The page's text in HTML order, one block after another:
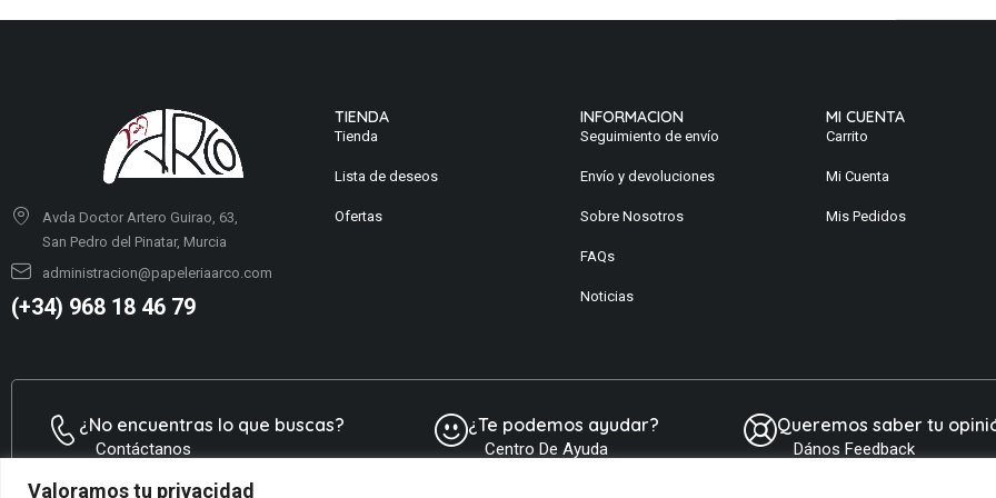
Valoramos tu privacidad
Avda Doctor Artero Guirao, 63,
San Pedro del Pinatar, Murcia
administracion@papeleriaarco.com
(+34) 968 18 46 79
TIENDA
Tienda
Lista de deseos
Ofertas
INFORMACION
Seguimiento de envío
Envío y devoluciones
Sobre Nosotros
FAQs
Noticias
MI CUENTA
Carrito
Mi Cuenta
Mis Pedidos
¿No encuentras lo que buscas?
Contáctanos
¿Te podemos ayudar?
Centro De Ayuda
Queremos saber tu
Dános Feedback